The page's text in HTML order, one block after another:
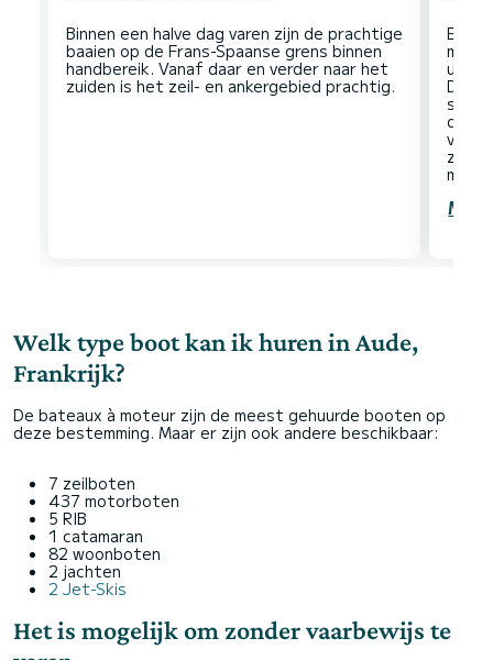
Binnen een halve dag varen zijn de prachtige
baaien op de Frans-Spaanse grens binnen
handbereik. Vanaf daar en verder naar het
Een
met
uur
Welk type boot kan ik huren in Aude,
Frankrijk?
De bateaux à moteur zijn de meest gehuurde booten op
deze bestemming. Maar er zijn ook andere beschikbaar:
7 zeilboten
437 motorboten
5 RIB
1 catamaran
82 woonboten
2 jachten
2 Jet-Skis
Het is mogelijk om zonder vaarbewijs te